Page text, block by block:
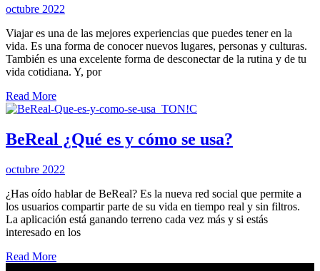
octubre 2022
Viajar es una de las mejores experiencias que puedes tener en la
vida. Es una forma de conocer nuevos lugares, personas y culturas.
También es una excelente forma de desconectar de la rutina y de tu
vida cotidiana. Y, por
Read More
BeReal ¿Qué es y cómo se usa?
octubre 2022
¿Has oído hablar de BeReal? Es la nueva red social que permite a
los usuarios compartir parte de su vida en tiempo real y sin filtros.
La aplicación está ganando terreno cada vez más y si estás
interesado en los
Read More